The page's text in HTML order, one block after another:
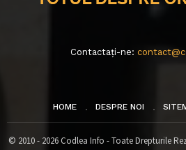
Contactați-ne:
HOME DESPRE NOI
© 2010 - 2026 Codlea Info - Toate Drepturile